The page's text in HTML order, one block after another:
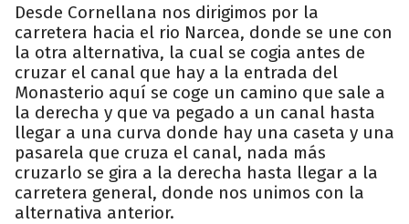
Desde Cornellana nos dirigimos por la
carretera hacia el rio Narcea, donde se une con
la otra alternativa, la cual se cogia antes de
cruzar el canal que hay a la entrada del
Monasterio aquí se coge un camino que sale a
la derecha y que va pegado a un canal hasta
llegar a una curva donde hay una caseta y una
pasarela que cruza el canal, nada más
cruzarlo se gira a la derecha hasta llegar a la
carretera general, donde nos unimos con la
alternativa anterior.